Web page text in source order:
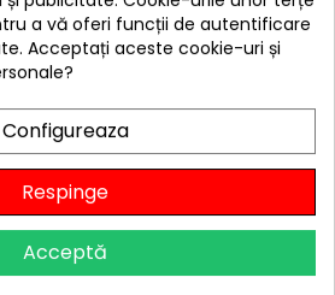
Niciun review
cu codulBBQFEST

Adaugă în Coș
a vă oferi funcții de autentificare
Acceptați aceste cookie-uri și
Configureaza
Respinge
Acceptă